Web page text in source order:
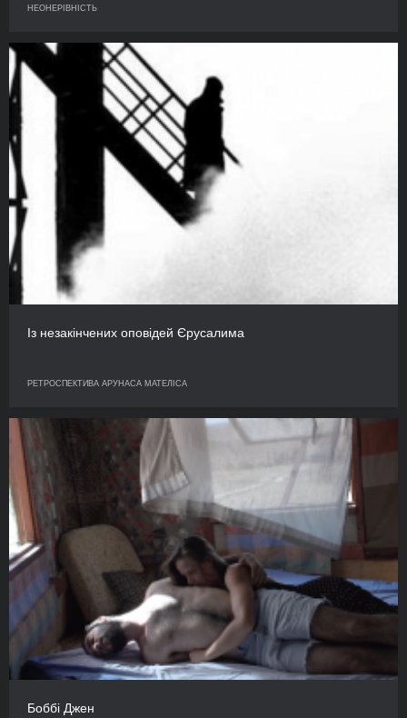
НЕОНЕРІВНІСТЬ
Із незакінчених оповідей Єрусалима
РЕТРОСПЕКТИВА АРУНАСА МАТЕЛІСА
Боббі Джен